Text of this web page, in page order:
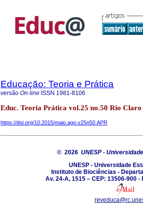
Educação: Teoria e Prática
versão On-line ISSN 1981-8106
Educ. Teoria Prática vol.25 no.50 Rio Claro
https://doi.org/10.2015/maio.ago.v25n50.APR
© 2026 UNESP -
UNESP - Universidade
Instituto de Biociências -
Av. 24-A, 1515 – CEP: 13506-900